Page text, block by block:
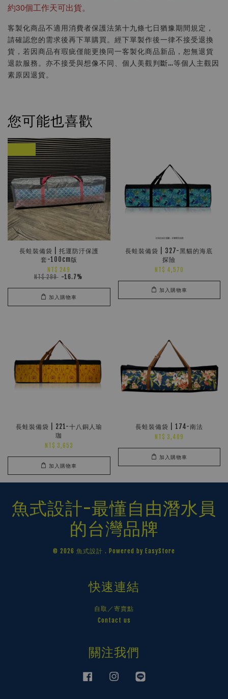
約30個工作天可出貨。
客製化商品不適用消費者保護法第十九條七日猶豫期間規定，
請確認您的需求後再下單購買。經下單製作後一律不接受退換
貨，若因商品有瑕疵僅能更換同一客製化商品新品，恕無退貨
退款服務。亦不接受與想像不同、個人美觀判斷…等個人主觀因
素原因退貨。
您可能也喜歡
長蛙裝備袋 | 托運防汙保護
套-100cm版
NT$ 249
NT$ 299 -16.7%
加入購物車
長蛙裝備袋 | 327-黑貓的海底
探險
NT$ 4,570
加入購物車
長蛙裝備袋 | 221-十八銅人瑜
珈
NT$ 3,653
加入購物車
長蛙裝備袋 | 174-南法
NT$ 3,409
加入購物車
魚式設計-最懂自由潛水員
的台灣品牌
© 2026 魚式設計 . Powered by EasyStore
快速連結
自取／寄賣點
Contact us
關注我們
Facebook Instagram